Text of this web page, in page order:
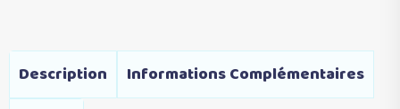
Description
Informations Complémentaires